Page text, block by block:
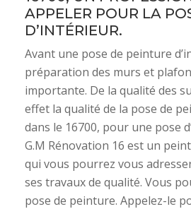
APPELER POUR LA
D’INTÉRIEUR.
Avant une pose de peinture
préparation des murs et
importante. De la qualité des
effet la qualité de la pose de
dans le 16700, pour une pose
G.M Rénovation 16 est un
qui vous pourrez vous
ses travaux de qualité. Vous
pose de peinture. Appelez-le